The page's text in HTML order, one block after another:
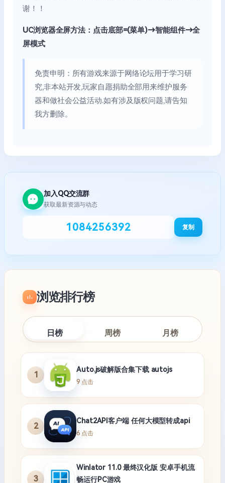
谢！！
UC浏览器全屏方法：点击底部=(菜单)→智能组件→全
屏模式
免责申明：所有游戏来源于网络论坛用于学习研
究,非本站开发,玩家自愿捐助全部用来维护服务
器和做社会公益活动.如有涉及版权问题,请告知
我方删除。
加入QQ交流群
获取最新资源与动态
1084256392 复制
浏览排行榜
日榜 周榜 月榜
1
Auto.js破解版合集下载 autojs
9 点击
2
Chat2API客户端 任何大模型转成api
6 点击
3
Winlator 11.0 最终汉化版 安卓手机流
畅运行PC游戏